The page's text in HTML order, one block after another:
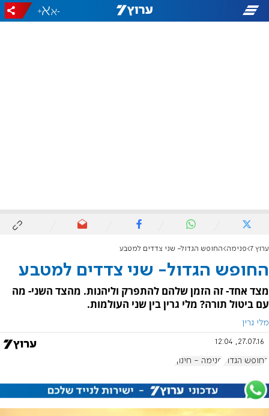
-
+
ערוץ 7 פנימה החופש הגדול- שני צדדים למטבע
החופש הגדול- שני צדדים למטבע
מצד אחד- זה הזמן שלהם להתפרק וליהנות. מהצד השני- מה
עם ביטול תורה? מלי גרין בין שני העולמות.
מלי גרין
27.07.16, 12:04
החופש הגדול פנימה - חינוך